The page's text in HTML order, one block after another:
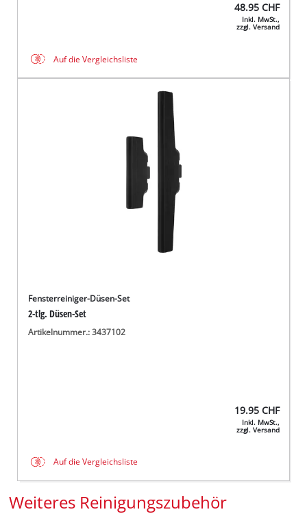
48.95 CHF
Inkl. MwSt.,
zzgl. Versand
Auf die Vergleichsliste
Fensterreiniger-Düsen-Set
2-tlg. Düsen-Set
Artikelnummer.: 3437102
19.95 CHF
Inkl. MwSt.,
zzgl. Versand
Auf die Vergleichsliste
Weiteres Reinigungszubehör